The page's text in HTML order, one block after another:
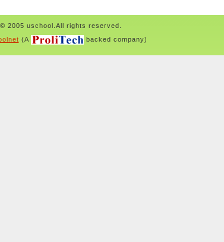
2005 uschool.All rights reserved.
(A backed company)